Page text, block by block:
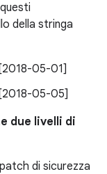
della stringa
05-01]
05-05]
due livelli di
di sicurezza